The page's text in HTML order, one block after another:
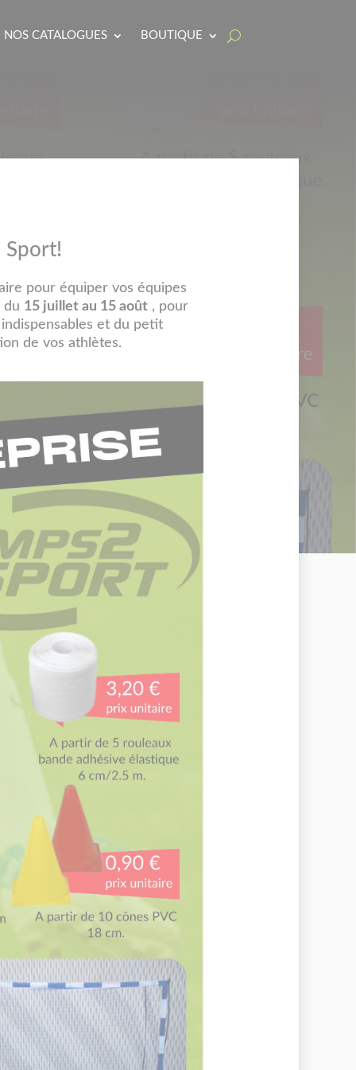
NOS CATALOGUES BOUTIQUE
Sport!
pour équiper vos équipes
du 15 juillet au 15 août , pour
et du petit
de vos athlètes.